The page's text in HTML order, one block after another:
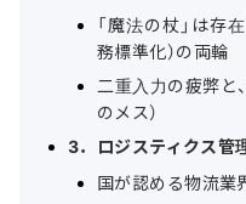
「魔法の杖」は存
務標準化）の両輪
二重入力の疲弊と
のメス）
3．ロジスティクス管
国が認める物流業